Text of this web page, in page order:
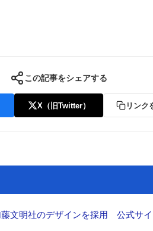
この記事をシェアする
X（旧Twitter） リンク
文明社のデザインを採用 公式サ